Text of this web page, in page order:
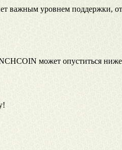
важным уровнем поддержки,
может опуститься